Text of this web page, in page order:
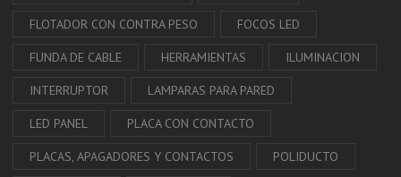
FLOTADOR CON CONTRA PESO FOCOS LED
FUNDA DE CABLE HERRAMIENTAS ILUMINACION
INTERRUPTOR LAMPARAS PARA PARED
LED PANEL PLACA CON CONTACTO
PLACAS, APAGADORES Y CONTACTOS POLIDUCTO